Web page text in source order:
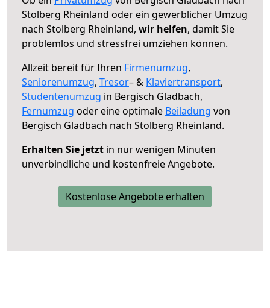
Stolberg Rheinland oder ein gewerblicher Umzug
nach Stolberg Rheinland, wir helfen, damit Sie
problemlos und stressfrei umziehen können.
Allzeit bereit für Ihren Firmenumzug,
Seniorenumzug, Tresor– & Klaviertransport,
Studentenumzug in Bergisch Gladbach,
Fernumzug oder eine optimale Beiladung von
Bergisch Gladbach nach Stolberg Rheinland.
Erhalten Sie jetzt in nur wenigen Minuten
unverbindliche und kostenfreie Angebote.
Kostenlose Angebote erhalten